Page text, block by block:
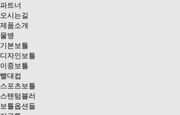
파트너
오시는길
제품소개
물병
기본보틀
디자인보틀
이중보틀
빨대컵
스포츠보틀
스텐텀블러
보틀옵션들